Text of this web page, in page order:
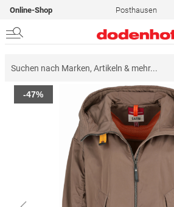
Online-Shop Posthausen
Zum
Ende
-47%